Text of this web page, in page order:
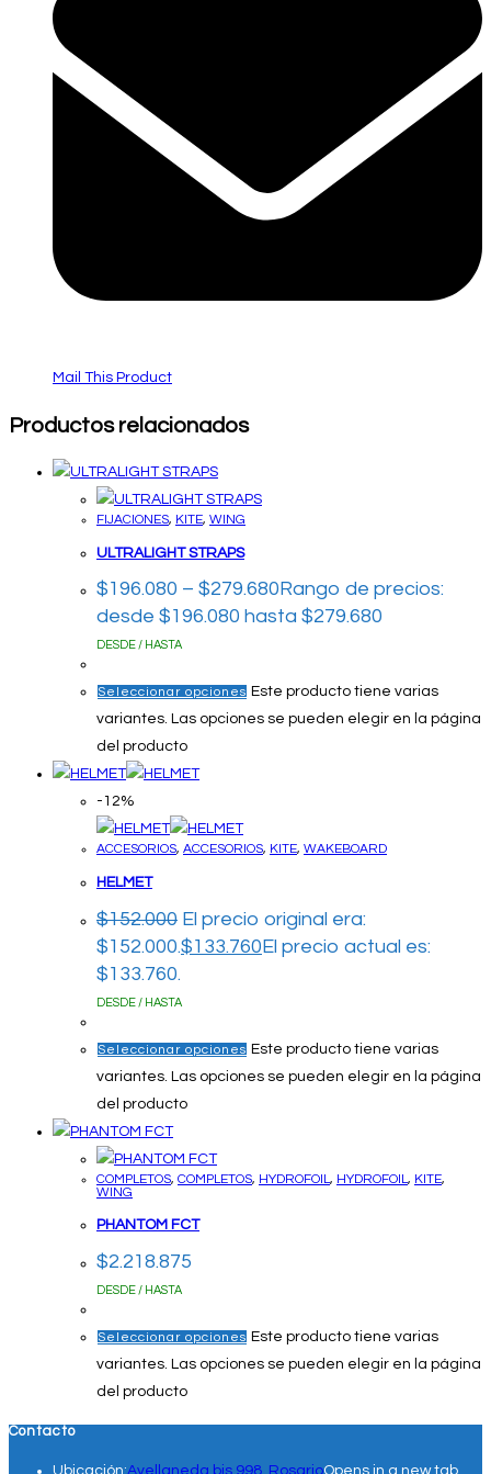
Mail This Product
Productos relacionados
FIJACIONES, KITE, WING
ULTRALIGHT STRAPS
$196.080 – $279.680 Rango de precios:
desde $196.080 hasta $279.680
DESDE / HASTA
Seleccionar opciones Este producto tiene varias
variantes. Las opciones se pueden elegir en la página
del producto
-12%
ACCESORIOS, ACCESORIOS, KITE, WAKEBOARD
HELMET
$152.000 El precio original era:
$152.000.$133.760El precio actual es:
$133.760.
DESDE / HASTA
Seleccionar opciones Este producto tiene varias
variantes. Las opciones se pueden elegir en la página
del producto
COMPLETOS, COMPLETOS, HYDROFOIL , HYDROFOIL , KITE,
WING
PHANTOM FCT
$2.218.875
DESDE / HASTA
Seleccionar opciones Este producto tiene varias
variantes. Las opciones se pueden elegir en la página
del producto
Contacto